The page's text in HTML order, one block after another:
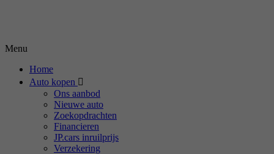
Menu
Home
Auto kopen
Ons aanbod
Nieuwe auto
Zoekopdrachten
Financieren
JP.cars inruilprijs
Verzekering